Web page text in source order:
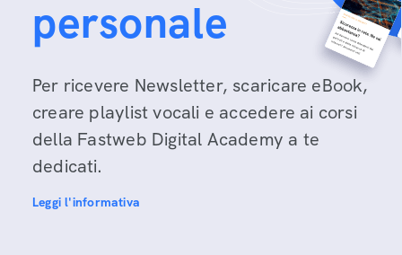
personale
Per ricevere Newsletter, scaricare eBook,
creare playlist vocali e accedere ai corsi
della Fastweb Digital Academy a te
dedicati.
Leggi l'informativa